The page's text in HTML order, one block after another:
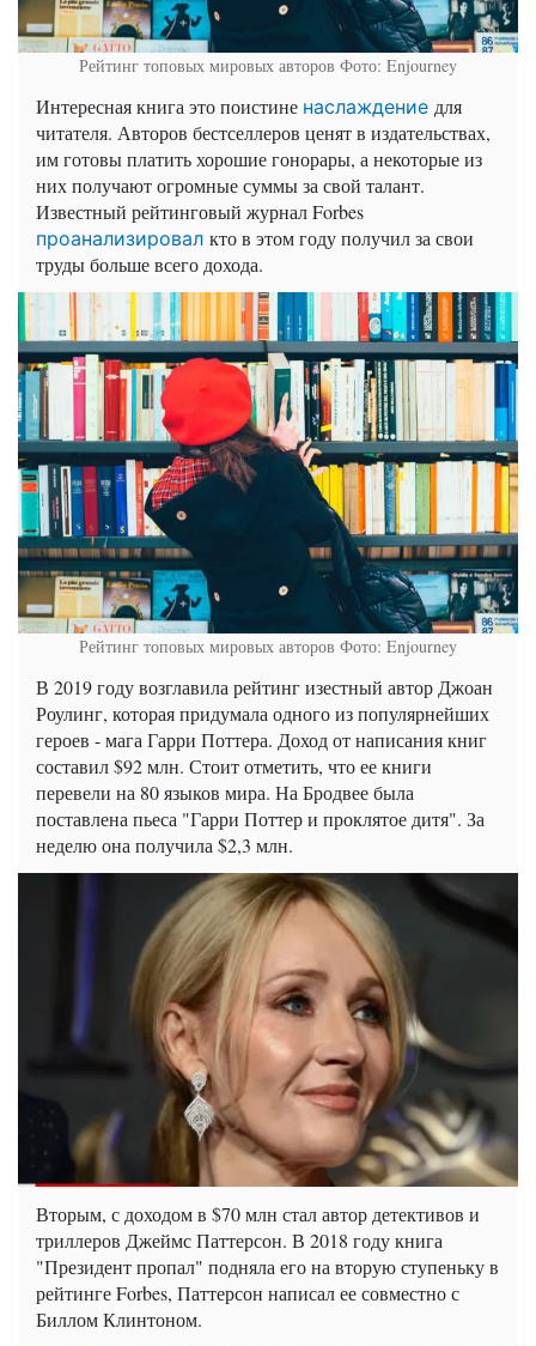
Рейтинг топовых мировых авторов Фото: Enjourney
Интересная книга это поистине наслаждение для
читателя. Авторов бестселлеров ценят в издательствах,
им готовы платить хорошие гонорары, а некоторые из
них получают огромные суммы за свой талант.
Известный рейтинговый журнал Forbes
проанализировал кто в этом году получил за свои
труды больше всего дохода.
Рейтинг топовых мировых авторов Фото: Enjourney
В 2019 году возглавила рейтинг изестный автор Джоан
Роулинг, которая придумала одного из популярнейших
героев - мага Гарри Поттера. Доход от написания книг
составил $92 млн. Стоит отметить, что ее книги
перевели на 80 языков мира. На Бродвее была
поставлена пьеса "Гарри Поттер и проклятое дитя". За
неделю она получила $2,3 млн.
Вторым, с доходом в $70 млн стал автор детективов и
триллеров Джеймс Паттерсон. В 2018 году книга
"Президент пропал" подняла его на вторую ступеньку в
рейтинге Forbes, Паттерсон написал ее совместно с
Биллом Клинтоном.